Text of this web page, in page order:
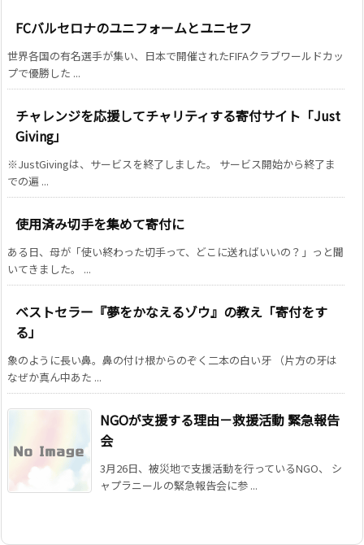
FCバルセロナのユニフォームとユニセフ
世界各国の有名選手が集い、日本で開催されたFIFAクラブワールドカッ
プで優勝した ...
チャレンジを応援してチャリティする寄付サイト「Just
Giving」
※JustGivingは、サービスを終了しました。 サービス開始から終了ま
での遍 ...
使用済み切手を集めて寄付に
ある日、母が「使い終わった切手って、どこに送ればいいの？」っと聞
いてきました。 ...
ベストセラー『夢をかなえるゾウ』の教え「寄付をす
る」
象のように長い鼻。鼻の付け根からのぞく二本の白い牙 （片方の牙は
なぜか真ん中あた ...
NGOが支援する理由－救援活動 緊急報告
会
3月26日、被災地で支援活動を行っているNGO、 シ
ャプラニールの緊急報告会に参 ...